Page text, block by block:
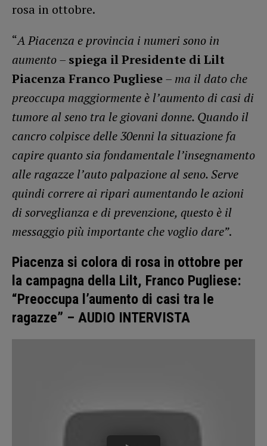
rosa in ottobre.
“A Piacenza e provincia i numeri sono in
aumento – spiega il Presidente di Lilt
Piacenza Franco Pugliese– ma il dato che
preoccupa maggiormente è l’aumento di casi di
tumore al seno tra le giovani donne. Quando il
cancro colpisce delle 30enni la situazione fa
capire quanto sia fondamentale l’insegnamento
alle ragazze l’auto palpazione al seno. Serve
quindi correre ai ripari aumentando le azioni
di sorveglianza e di prevenzione, questo è il
messaggio più importante che voglio dare”.
Piacenza si colora di rosa in ottobre per
la campagna della Lilt, Franco Pugliese:
“Preoccupa l’aumento di casi tra le
ragazze” – AUDIO INTERVISTA